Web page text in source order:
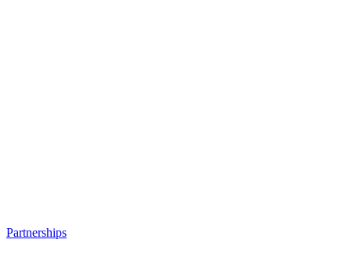
Partnerships